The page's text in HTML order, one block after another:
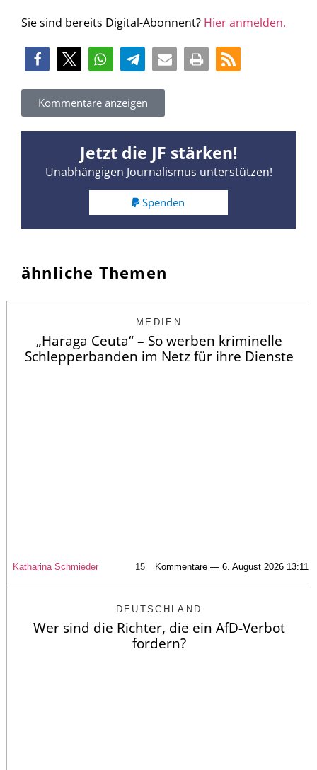
Sie sind bereits Digital-Abonnent? Hier anmelden.
Kommentare anzeigen
Jetzt die JF stärken!
Unabhängigen Journalismus unterstützen!
Spenden
ähnliche Themen
MEDIEN
„Haraga Ceuta“ – So werben kriminelle
Schlepperbanden im Netz für ihre Dienste
Katharina Schmieder 15 Kommentare — 6. August 2026 13:11
DEUTSCHLAND
Wer sind die Richter, die ein AfD-Verbot
fordern?